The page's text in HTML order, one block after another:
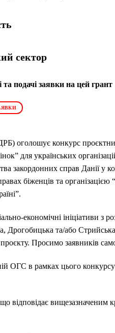
сектор
подачі заявки на цей грант
оголошує конкурс
для українських
закордонних справ Данії
біженців та
економічні ініціативи з
Дрогобицька та/або
Просимо заявників
ОГС в рамках цього
вищезазначеним